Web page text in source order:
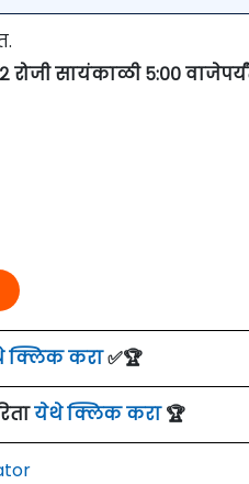
रोजी सायंकाळी ५:००
क्लिक करा✅🏆
येथे क्लिक करा🏆